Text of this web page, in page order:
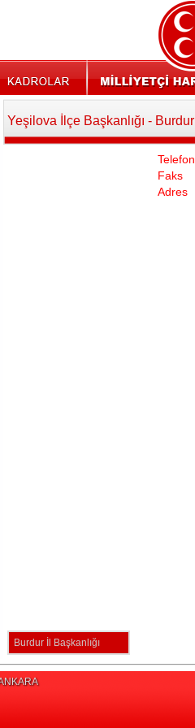
Yeşilova İlçe Başkanlığı - Burdur
Telefon
Faks
Adres
Burdur İl Başkanlığı